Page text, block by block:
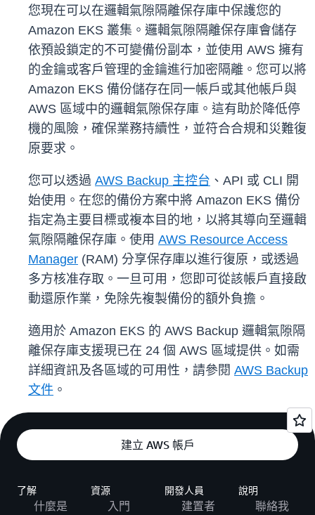
您現在可以在邏輯氣隙隔離保存庫中保護您的
Amazon EKS 叢集。邏輯氣隙隔離保存庫會儲存
依預設鎖定的不可變備份副本，並使用 AWS 擁有
的金鑰或客戶管理的金鑰進行加密隔離。您可以將
Amazon EKS 備份儲存在同一帳戶或其他帳戶與
AWS 區域中的邏輯氣隙保存庫。這有助於降低停
機的風險，確保業務持續性，並符合合規和災難復
原要求。
您可以透過 AWS Backup 主控台 、API 或 CLI 開
始使用。在您的備份方案中將 Amazon EKS 備份
指定為主要目標或複本目的地，以將其導向至邏輯
氣隙隔離保存庫。使用 AWS Resource Access
Manager (RAM) 分享保存庫以進行復原，或透過
多方核准存取。一旦可用，您即可從該帳戶直接啟
動還原作業，免除先複製備份的額外負擔。
適用於 Amazon EKS 的 AWS Backup 邏輯氣隙隔
離保存庫支援現已在 24 個 AWS 區域提供。如需
詳細資訊及各區域的可用性，請參閱 AWS Backup
文件 。
建立 AWS 帳戶
了解
什麼是
資源
入門
開發人員
建置者
說明
聯絡我